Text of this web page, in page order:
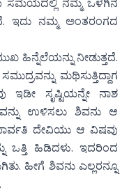
ಸಮಯದಲ್ಲಿ ನಮ್ಮ ಒಳಗಿನ
ಇದು ನಮ್ಮ ಅಂತರಂಗದ
ಹಿನ್ನೆಲೆಯನ್ನು ನೀಡುತ್ತದೆ.
ಮಥಿಸುತ್ತಿದ್ದಾಗ
ಸೃಷ್ಟಿಯನ್ನೇ ನಾಶ
ಉಳಿಸಲು ಶಿವನು ಆ
ಪಾರ್ವತಿ ದೇವಿಯು ಆ ವಿಷವು
ಒತ್ತಿ ಹಿಡಿದಳು. ಇದರಿಂದ
ಹೀಗೆ ಶಿವನು ಎಲ್ಲರನ್ನೂ